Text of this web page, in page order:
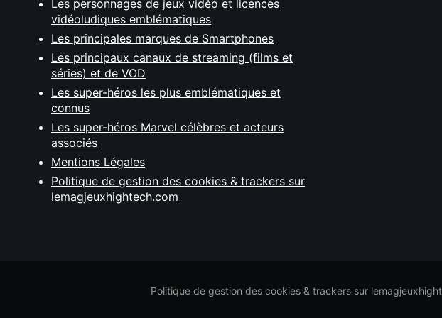
Les personnages de jeux vidéo et licences
vidéoludiques emblématiques
Les principales marques de Smartphones
Les principaux canaux de streaming (films et
séries) et de VOD
Les super-héros les plus emblématiques et
connus
Les super-héros Marvel célèbres et acteurs
associés
Mentions Légales
Politique de gestion des cookies & trackers sur
lemagjeuxhightech.com
Politique de gestion des cookies & trackers sur